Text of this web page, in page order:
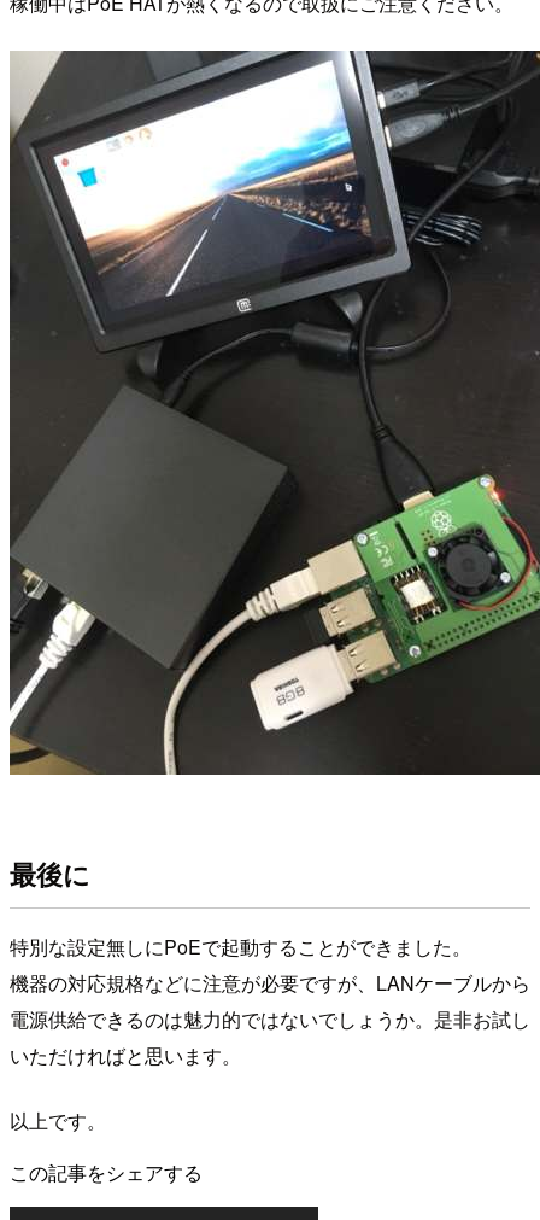
最後に
特別な設定無しにPoEで起動することができました。
機器の対応規格などに注意が必要ですが、LANケーブルから
電源供給できるのは魅力的ではないでしょうか。是非お試し
いただければと思います。
以上です。
この記事をシェアする